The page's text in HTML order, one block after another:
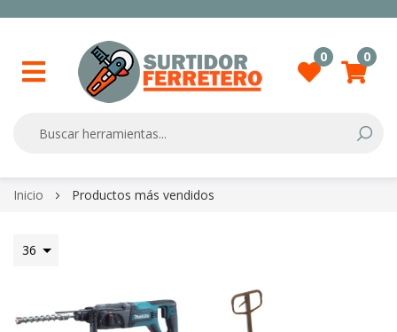
0 0
Skip
Inicio Productos más vendidos